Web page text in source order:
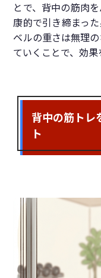
とで、背中の筋肉
康的で引き締まっ
ベルの重さは無理
ていくことで、効果
背中の筋トレ
ト